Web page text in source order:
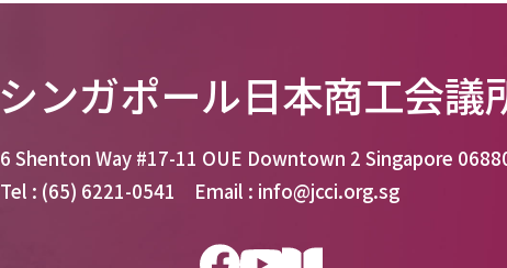
シンガポール日本商工会議
6 Shenton Way #17-11 OUE Downtown 2 Singapore
Tel : (65) 6221-0541 Email : info@jcci.org.sg